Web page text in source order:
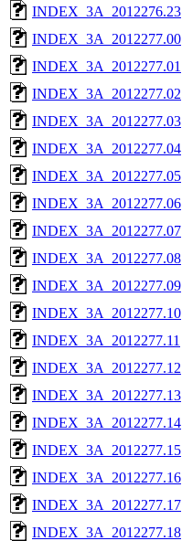
INDEX_3A_2012276.23
INDEX_3A_2012277.00
INDEX_3A_2012277.01
INDEX_3A_2012277.02
INDEX_3A_2012277.03
INDEX_3A_2012277.04
INDEX_3A_2012277.05
INDEX_3A_2012277.06
INDEX_3A_2012277.07
INDEX_3A_2012277.08
INDEX_3A_2012277.09
INDEX_3A_2012277.10
INDEX_3A_2012277.11
INDEX_3A_2012277.12
INDEX_3A_2012277.13
INDEX_3A_2012277.14
INDEX_3A_2012277.15
INDEX_3A_2012277.16
INDEX_3A_2012277.17
INDEX_3A_2012277.18